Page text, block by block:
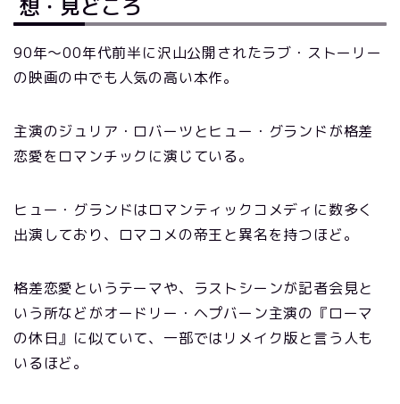
想・見どころ
90年〜00年代前半に沢山公開されたラブ・ストーリー
の映画の中でも人気の高い本作。
主演のジュリア・ロバーツとヒュー・グランドが格差
恋愛をロマンチックに演じている。
ヒュー・グランドはロマンティックコメディに数多く
出演しており、ロマコメの帝王と異名を持つほど。
格差恋愛というテーマや、ラストシーンが記者会見と
いう所などがオードリー・ヘプバーン主演の『ローマ
の休日』に似ていて、一部ではリメイク版と言う人も
いるほど。